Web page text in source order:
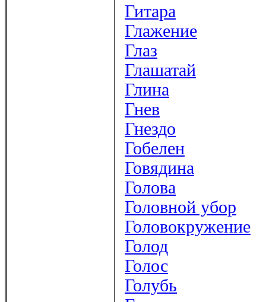
Гитара
Глажение
Глаз
Глашатай
Глина
Гнев
Гнездо
Гобелен
Говядина
Голова
Головной убор
Головокружение
Голод
Голос
Голубь